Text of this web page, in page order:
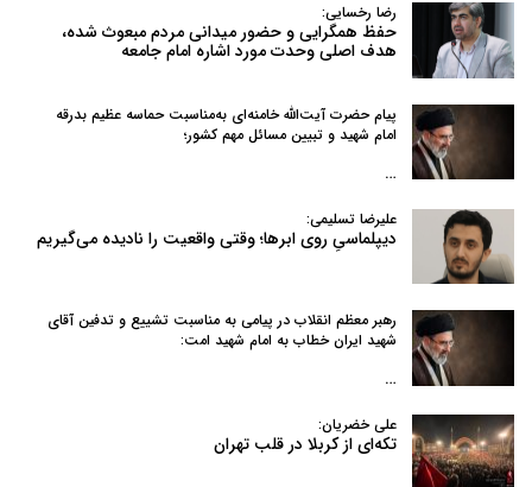
رضا رخسایی:
حفظ همگرایی و حضور میدانی مردم مبعوث شده،
هدف اصلی وحدت مورد اشاره امام جامعه
پیام حضرت آیت‌الله خامنه‌ای به‌مناسبت حماسه عظیم بدرقه
امام شهید و تبیین مسائل مهم کشور؛
…
علیرضا تسلیمی:
دیپلماسیِ روی ابرها؛ وقتی واقعیت را نادیده می‌گیریم
رهبر معظم انقلاب در پیامی به‌ مناسبت تشییع و تدفین آقای
شهید ایران خطاب به امام شهید امت:
…
علی خضریان:
تکه‌ای از کربلا در قلب تهران